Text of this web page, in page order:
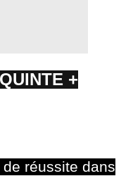
+
réussite dans